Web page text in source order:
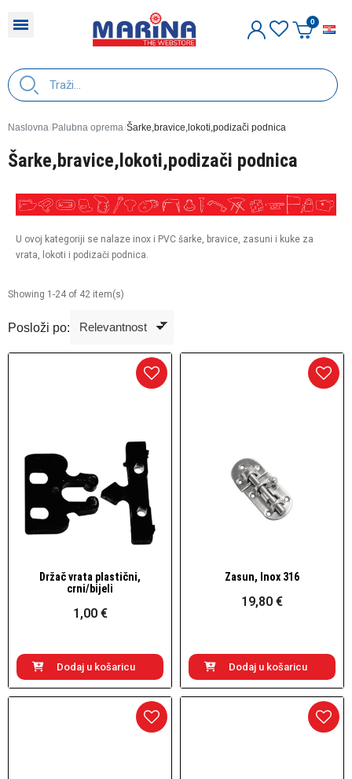
Naslovna Palubna oprema Šarke,bravice,lokoti,podizači podnica
Šarke,bravice,lokoti,podizači podnica
U ovoj kategoriji se nalaze inox i PVC šarke, bravice, zasuni i kuke za
vrata, lokoti i podizači podnica.
Showing 1-24 of 42 item(s)
Posloži po:
Brzi pogled
Držač vrata plastični,
crni/bijeli
1,00 €
Dodaj u košaricu
Brzi pogled
Zasun, Inox 316
19,80 €
Dodaj u košaricu